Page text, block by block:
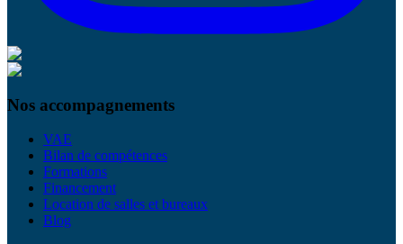
Nos accompagnements
VAE
Bilan de compétences
Formations
Financement
Location de salles et bureaux
Blog